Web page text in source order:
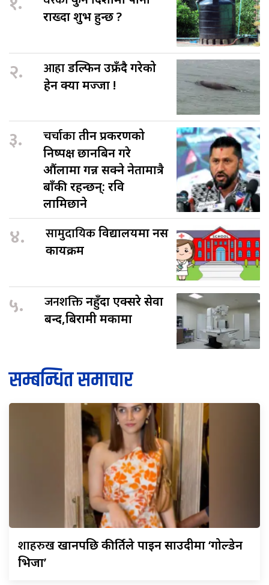
राख्दा शुभ हुन्छ ?
२. आहाडल्फिन उफ्रँदै गरेको
हेर्न क्या मज्जा !
३. चर्चाकातीन प्रकरणको
निष्पक्ष छानबिन गरे
औंलामा गन्न सक्ने नेतामात्रै
बाँकी रहन्छन्: रवि
लामिछाने
४. सामुदायिकविद्यालयमा नर्स
कार्यक्रम
५. जनशक्तिनहुँदा एक्सरे सेवा
बन्द,बिरामी मर्कामा
सम्बन्धित समाचार
शाहरुखखानपछि कीर्तिले पाइन साउदीमा ‘गोल्डेन
भिजा’